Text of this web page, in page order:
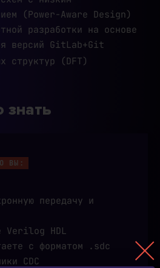
(Power-Aware Design)
разработки на основе
версий GitLab+Git
структур (DFT)
знать
ВЫ:
передачу и
Verilog HDL
с форматом .sdc
CDC